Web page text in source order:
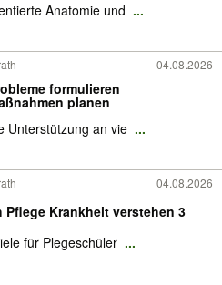
Anatomie und ...
04.08.2026
formulieren
planen
Unterstützung an vie ...
04.08.2026
Fallbuch Pflege Krankheit verstehen 3
für Plegeschüler ...